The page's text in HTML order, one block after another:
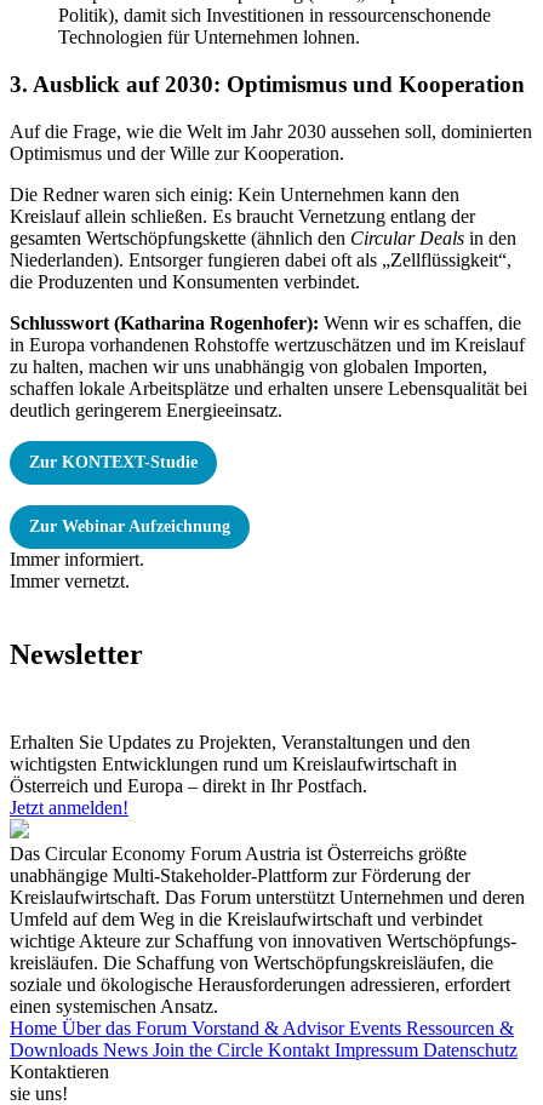
Politik), damit sich Investitionen in ressourcenschonende
Technologien für Unternehmen lohnen.
3. Ausblick auf 2030: Optimismus und Kooperation
Auf die Frage, wie die Welt im Jahr 2030 aussehen soll, dominierten
Optimismus und der Wille zur Kooperation.
Die Redner waren sich einig: Kein Unternehmen kann den
Kreislauf allein schließen. Es braucht Vernetzung entlang der
gesamten Wertschöpfungskette (ähnlich den Circular Deals in den
Niederlanden). Entsorger fungieren dabei oft als „Zellflüssigkeit“,
die Produzenten und Konsumenten verbindet.
Schlusswort (Katharina Rogenhofer): Wenn wir es schaffen, die
in Europa vorhandenen Rohstoffe wertzuschätzen und im Kreislauf
zu halten, machen wir uns unabhängig von globalen Importen,
schaffen lokale Arbeitsplätze und erhalten unsere Lebensqualität bei
deutlich geringerem Energieeinsatz.
Zur KONTEXT-Studie
Zur Webinar Aufzeichnung
Immer informiert.
Immer vernetzt.
Newsletter
Erhalten Sie Updates zu Projekten, Veranstaltungen und den
wichtigsten Entwicklungen rund um Kreislaufwirtschaft in
Österreich und Europa – direkt in Ihr Postfach.
Jetzt anmelden!
Das Circular Economy Forum Austria ist Österreichs größte
unabhängige Multi-Stakeholder-Plattform zur Förderung der
Kreislaufwirtschaft. Das Forum unterstützt Unternehmen und deren
Umfeld auf dem Weg in die Kreislaufwirtschaft und verbindet
wichtige Akteure zur Schaffung von innovativen Wertschöpfungs-
kreisläufen. Die Schaffung von Wertschöpfungskreisläufen, die
soziale und ökologische Herausforderungen adressieren, erfordert
einen systemischen Ansatz.
Home Über das Forum Vorstand & AdvisorEvents Ressourcen &
Downloads News Join the Circle Kontakt Impressum Datenschutz
Kontaktieren
sie uns!